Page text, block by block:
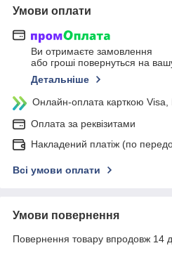
Умови оплати
Ви отримаєте замовлення
або гроші повернуться на
Детальніше
Онлайн-оплата карткою
Оплата за реквізитами
Накладений платіж (по
Всі умови оплати
Умови повернення
Повернення товару впродовж 14